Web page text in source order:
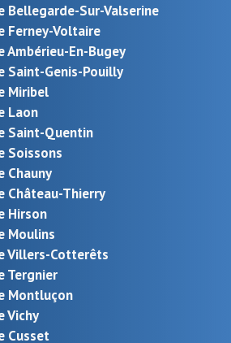
Bellegarde-Sur-Valserine
Ferney-Voltaire
Ambérieu-En-Bugey
Saint-Genis-Pouilly
Miribel
Laon
Saint-Quentin
Soissons
Chauny
Château-Thierry
Hirson
Moulins
Villers-Cotterêts
Tergnier
Montluçon
Vichy
Cusset